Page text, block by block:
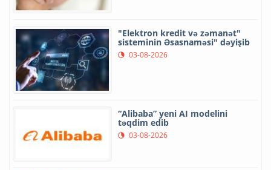
"Elektron kredit və zəmanət"
sisteminin Əsasnaməsi" dəyişib
03-08-2026
“Alibaba” yeni AI modelini
təqdim edib
03-08-2026